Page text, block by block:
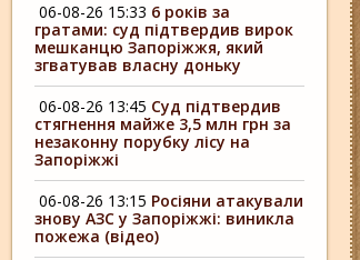
06-08-26 15:33 6 років за
гратами: суд підтвердив вирок
мешканцю Запоріжжя, який
згватував власну доньку
06-08-26 13:45 Суд підтвердив
стягнення майже 3,5 млн грн за
незаконну порубку лісу на
Запоріжжі
06-08-26 13:15 Росіяни атакували
знову АЗС у Запоріжжі: виникла
пожежа (відео)